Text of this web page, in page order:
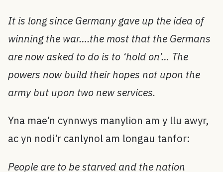
It is long since Germany gave up the idea of
winning the war….the most that the Germans
are now asked to do is to ‘hold on’… The
powers now build their hopes not upon the
army but upon two new services.
Yna mae’n cynnwys manylion am y llu awyr,
ac yn nodi’r canlynol am longau tanfor:
People are to be starved and the nation